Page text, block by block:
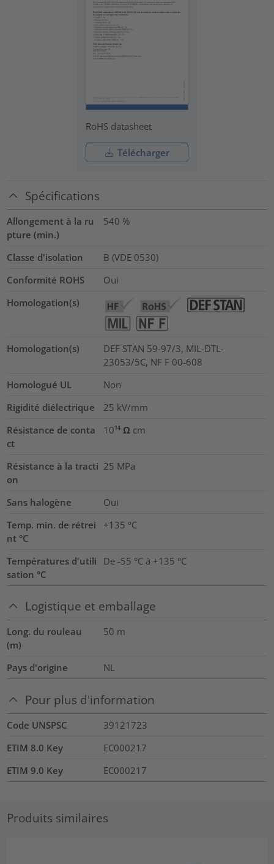
RoHS datasheet
Télécharger
Spécifications
Allongement à la ru
pture (min.)
540 %
Classe d'isolation
B (VDE 0530)
Conformité ROHS
Oui
Homologation(s)
Homologation(s)
DEF STAN 59-97/3, MIL-DTL-
23053/5C, NF F 00-608
Homologué UL
Non
Rigidité diélectrique
25 kV/mm
Résistance de conta
ct
10¹⁴ Ω cm
Résistance à la tracti
on
25 MPa
Sans halogène
Oui
Temp. min. de rétrei
nt °C
+135 °C
Températures d'utili
sation °C
De -55 °C à +135 °C
Logistique et emballage
Long. du rouleau
(m)
50 m
Pays d'origine NL
Pour plus d'information
Code UNSPSC
39121723
ETIM 8.0 Key
EC000217
ETIM 9.0 Key
EC000217
Produits similaires